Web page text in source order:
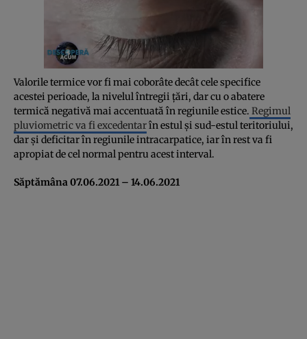
Valorile termice vor fi mai coborâte decât cele specifice
acestei perioade, la nivelul întregii țări, dar cu o abatere
termică negativă mai accentuată în regiunile estice. Regimul
pluviometric va fi excedentarîn estul și sud-estul teritoriului,
dar și deficitar în regiunile intracarpatice, iar în rest va fi
apropiat de cel normal pentru acest interval.
Săptămâna 07.06.2021 – 14.06.2021